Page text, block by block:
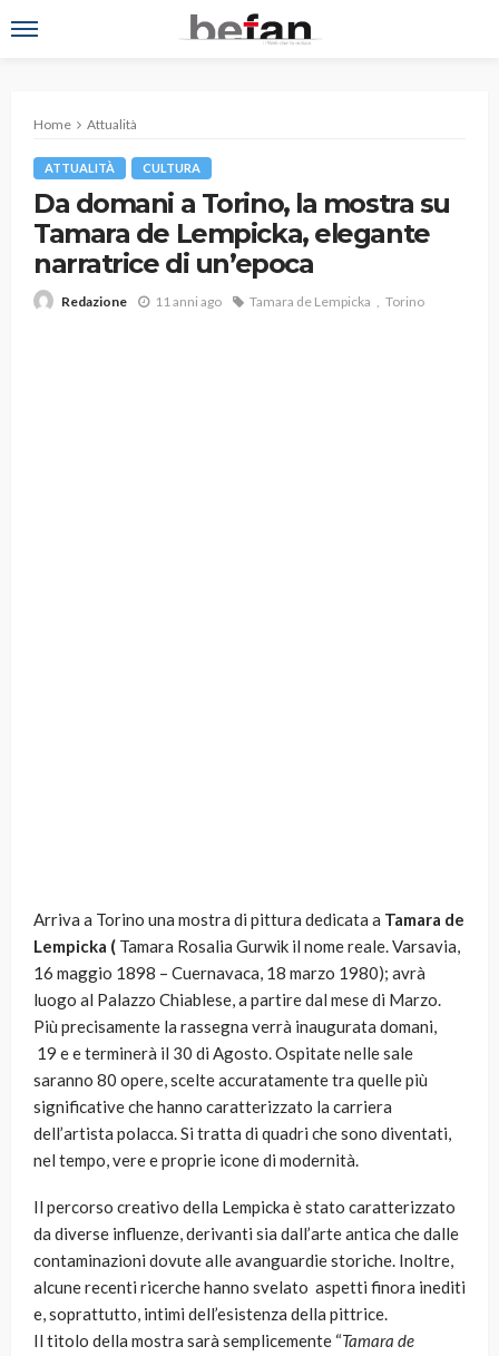
Home Attualità
ATTUALITÀ CULTURA
Da domani a Torino, la mostra su
Tamara de Lempicka, elegante
narratrice di un’epoca
Redazione 11 anni ago Tamara de Lempicka Torino
Arriva a Torino una mostra di pittura dedicata a Tamara de
Lempicka ( Tamara Rosalia Gurwik il nome reale. Varsavia,
16 maggio 1898 – Cuernavaca, 18 marzo 1980); avrà
luogo al Palazzo Chiablese, a partire dal mese di Marzo.
Più precisamente la rassegna verrà inaugurata domani,
19 e e terminerà il 30 di Agosto. Ospitate nelle sale
saranno 80 opere, scelte accuratamente tra quelle più
significative che hanno caratterizzato la carriera
dell’artista polacca. Si tratta di quadri che sono diventati,
nel tempo, vere e proprie icone di modernità.
Il percorso creativo della Lempicka è stato caratterizzato
da diverse influenze, derivanti sia dall’arte antica che dalle
contaminazioni dovute alle avanguardie storiche. Inoltre,
alcune recenti ricerche hanno svelato aspetti finora inediti
e, soprattutto, intimi dell’esistenza della pittrice.
Il titolo della mostra sarà semplicemente “Tamara de